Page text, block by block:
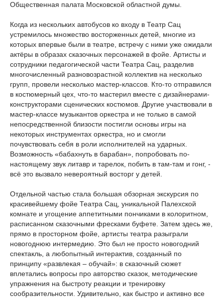
Общественная палата Московской областной думы.
Когда из нескольких автобусов ко входу в Театр Сац
устремилось множество восторженных детей, многие из
которых впервые были в театре, встречу с ними уже ожидали
актёры в образах сказочных персонажей в фойе. Артисты и
сотрудники педагогической части Театра Сац, разделив
многочисленный разновозрастной коллектив на несколько
групп, провели несколько мастер-классов. Кто-то отправился
в костюмерный цех, что-то мастерил вместе с дизайнерами-
конструкторами сценических костюмов. Другие участвовали в
мастер-классе музыкантов оркестра и не только в самой
непосредственной близости постигли основы игры на
некоторых инструментах оркестра, но и смогли
почувствовать себя в роли исполнителей на ударных.
Возможность «бабахнуть в барабан», попробовать по-
настоящему звук литавр и тарелок, побить в там-там и гонг, -
всё это вызвало невероятный восторг у детей.
Отдельной частью стала большая обзорная экскурсия по
красивейшему фойе Театра Сац, уникальной Палехской
комнате и угощение аппетитными пончиками в колоритном,
расписанном сказочными фресками буфете. Затем здесь же,
прямо в просторном фойе, артисты театра разыграли
новогоднюю интермедию. Это был не просто новогодний
спектакль, а любопытный интерактив, созданный по
принципу «развлекая – обучай»: в сказочный сюжет
вплетались вопросы про авторство сказок, методические
упражнения на быстроту реакции и тренировку
сообразительности. Удивительно, как быстро и активно все